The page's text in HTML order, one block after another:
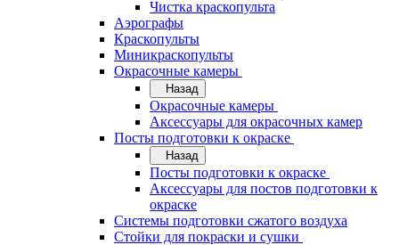
Чистка краскопульта
Аэрографы
Краскопульты
Миникраскопульты
Окрасочные камеры
Назад
Окрасочные камеры
Аксессуары для окрасочных камер
Посты подготовки к окраске
Назад
Посты подготовки к окраске
Аксессуары для постов подготовки к
окраске
Системы подготовки сжатого воздуха
Стойки для покраски и сушки